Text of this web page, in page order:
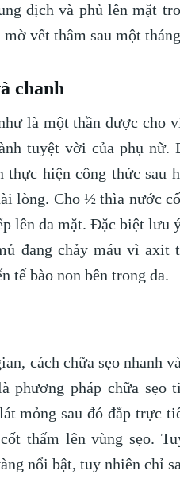
dịch và phủ lên mặt
vết thâm sau một
chanh
là một thần dược cho
tuyệt vời của phụ nữ.
thực hiện công thức sau
lòng. Cho ½ thìa nước
lên da mặt. Đặc biệt lưu
đang chảy máu vì axit
tế bào non bên trong da.
cách chữa sẹo nhanh
phương pháp chữa sẹo
mỏng sau đó đắp trực
thấm lên vùng sẹo.
nổi bật, tuy nhiên chỉ